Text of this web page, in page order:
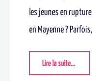
les jeunes en
en Mayenne ?
Lire la suite...